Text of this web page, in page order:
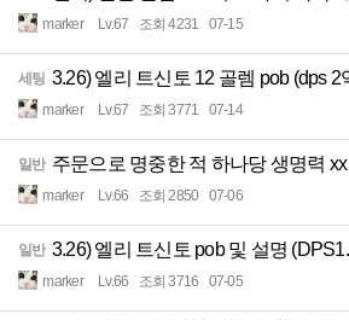
marker Lv.67 조회 4231 07-15
세팅 3.26) 엘리 트신토 12 골렘 pob (dps 2
marker Lv.67 조회 3771 07-14
일반 주문으로 명중한 적 하나당 생명력
marker Lv.66 조회 2850 07-06
일반 3.26) 엘리 트신토 pob 및 설명
marker Lv.66 조회 3716 07-05